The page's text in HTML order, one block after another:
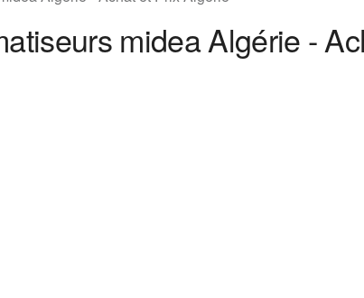
midea Algérie -